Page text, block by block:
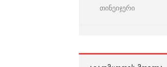
თინეიჯერი